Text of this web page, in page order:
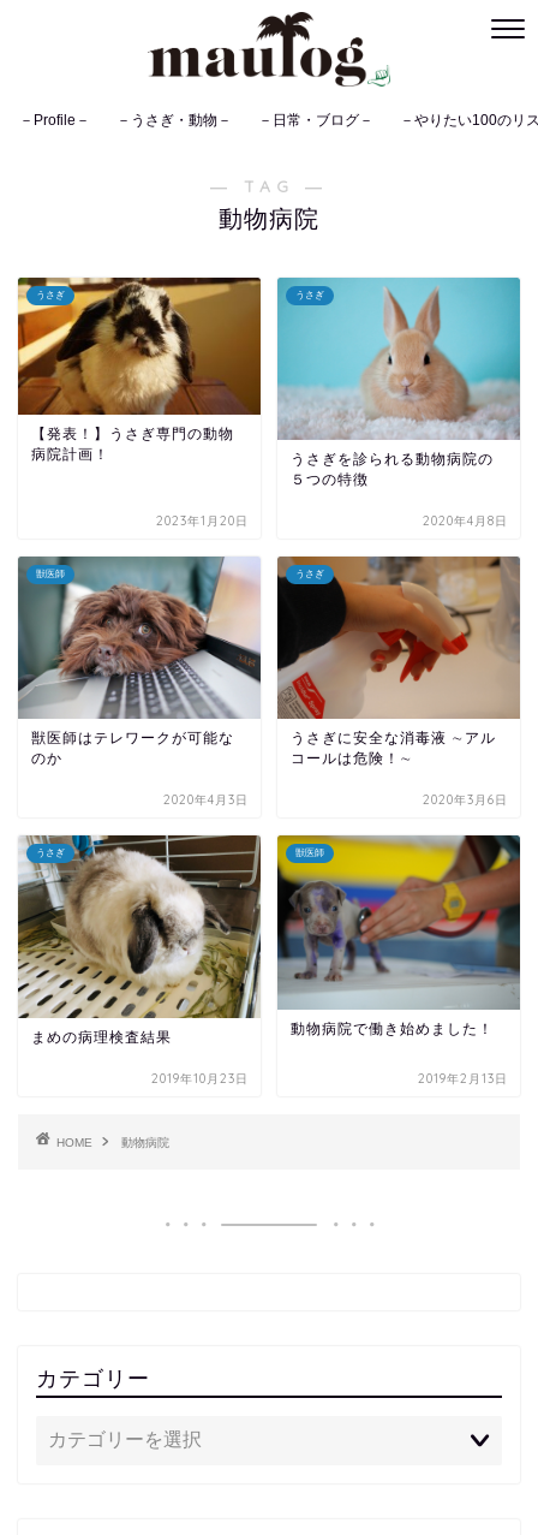
－Profile－ －うさぎ・動物－ －日常・ブログ－ －やりたい100のリ
― TAG ―
動物病院
うさぎ
【発表！】うさぎ専門の動物
病院計画！
2023年1月20日
うさぎ
うさぎを診られる動物病院の
５つの特徴
2020年4月8日
獣医師
獣医師はテレワークが可能な
のか
2020年4月3日
うさぎ
うさぎに安全な消毒液 ∼アル
コールは危険！∼
2020年3月6日
うさぎ
まめの病理検査結果
2019年10月23日
獣医師
動物病院で働き始めました！
2019年2月13日
HOME 動物病院
カテゴリー